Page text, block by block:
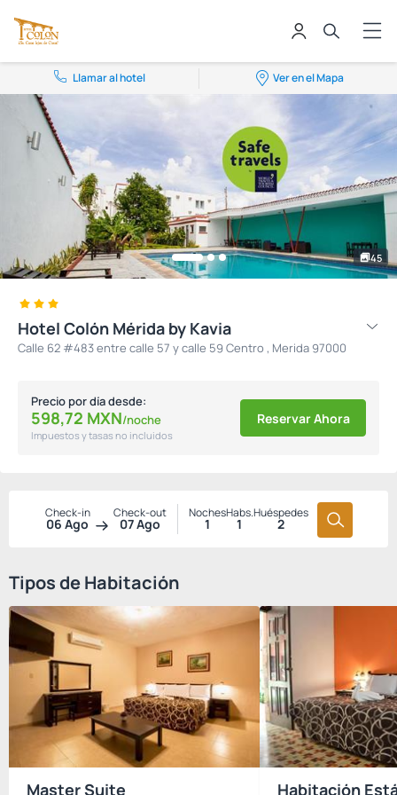
Llamar al hotel Ver en el Mapa
45
Hotel Colón Mérida by Kavia
Calle 62 #483 entre calle 57 y calle 59 Centro , Merida 97000
Precio por día desde:
598,72 MXN/noche
Impuestos y tasas no incluidos
Reservar Ahora
Check-in
06 Ago
Check-out
07 Ago
Noches
1
Habs.
1
Huéspedes
2
Tipos de Habitación
Master Suite Habitación